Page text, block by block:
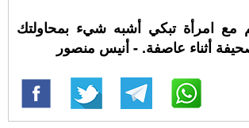
مع امرأة تبكي أشبه شيء بمحاولتك
أثناء عاصفة. - أنيس منصور